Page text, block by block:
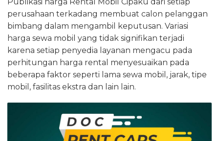
perusahaan terkadang membuat calon pelanggan
bimbang dalam mengambil keputusan. Variasi
harga sewa mobil yang tidak signifikan terjadi
karena setiap penyedia layanan mengacu pada
perhitungan harga rental menyesuaikan pada
beberapa faktor seperti lama sewa mobil, jarak, tipe
mobil, fasilitas ekstra dan lain lain.